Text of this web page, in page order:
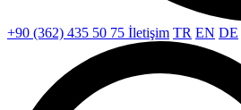
+90 (362) 435 50 75 İletişim TR EN DE